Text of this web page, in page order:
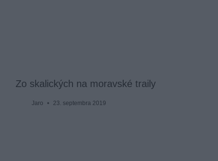
Zo skalických na moravské traily
Jaro 23. septembra 2019